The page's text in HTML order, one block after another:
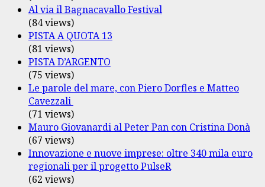
Al via il Bagnacavallo Festival
(84 views)
PISTA A QUOTA 13
(81 views)
PISTA D’ARGENTO
(75 views)
Le parole del mare, con Piero Dorfles e Matteo
Cavezzali
(71 views)
Mauro Giovanardi al Peter Pan con Cristina Donà
(67 views)
Innovazione e nuove imprese: oltre 340 mila euro
regionali per il progetto PulseR
(62 views)